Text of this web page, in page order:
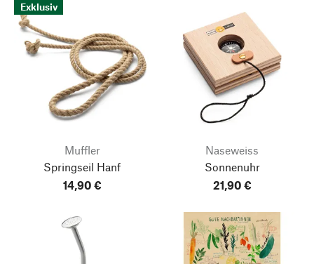
Exklusiv
Muffler
Springseil Hanf
14,90 €
Naseweiss
Sonnenuhr
21,90 €